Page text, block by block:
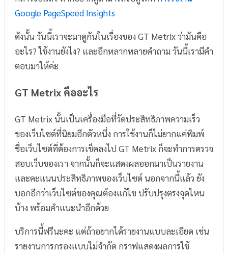
Google PageSpeed Insights
ดังนั้น วันนี้เราจะมาดูกันในเรื่องของ GT Metrix ว่ามันคือ
อะไร? ใช้งานยังไง? และอีกหลากหลายคำถาม วันนี้เรามีคำ
ตอบมาให้ค่ะ
GT Metrix คืออะไร
GT Metrix นั้นเป็นเครื่องมือที่วัดประสิทธิภาพความเร็ว
ของเว็บไซต์ที่นิยมอีกตัวหนึ่ง การใช้งานก็ไม่ยากแค่พิมพ์
ชื่อเว็บไซต์ที่ต้องการเช็คลงไป GT Metrix ก็จะทำการตรวจ
สอบเว็บของเรา จากนั้นก็จะแสดงผลออกมาเป็นรายงาน
และคะแนนประสิทธิภาพของเว็บไซต์ นอกจากนี้แล้ว ยัง
บอกอีกว่าเว็บไซต์ของคุณต้องแก้ไข ปรับปรุงตรงจุดไหน
บ้าง พร้อมคำแนะนำอีกด้วย
บริการนี้ฟรีนะคะ แต่ถ้าอยากได้รายงานแบบละเอียด เช่น
รายงานการกรองแบบไม่จำกัด กราฟแสดงผลการใช้